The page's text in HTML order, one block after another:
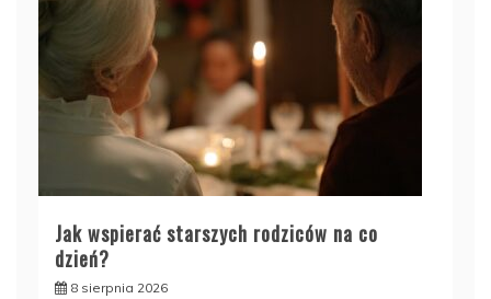
Jak wspierać starszych rodziców na co
dzień?
8 sierpnia 2026